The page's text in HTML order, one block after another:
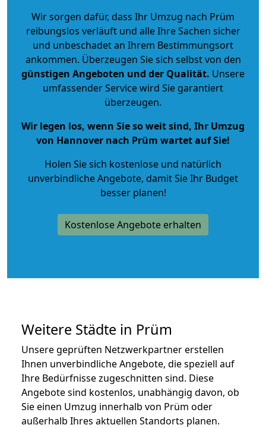
Wir sorgen dafür, dass Ihr Umzug nach Prüm
reibungslos verläuft und alle Ihre Sachen sicher
und unbeschadet an Ihrem Bestimmungsort
ankommen. Überzeugen Sie sich selbst von den
günstigen Angeboten und der Qualität. Unsere
umfassender Service wird Sie garantiert
überzeugen.
Wir legen los, wenn Sie so weit sind, Ihr Umzug
von Hannover nach Prüm wartet auf Sie!
Holen Sie sich kostenlose und natürlich
unverbindliche Angebote, damit Sie Ihr Budget
besser planen!
Kostenlose Angebote erhalten
Weitere Städte in Prüm
Unsere geprüften Netzwerkpartner erstellen
Ihnen unverbindliche Angebote, die speziell auf
Ihre Bedürfnisse zugeschnitten sind. Diese
Angebote sind kostenlos, unabhängig davon, ob
Sie einen Umzug innerhalb von Prüm oder
außerhalb Ihres aktuellen Standorts planen.